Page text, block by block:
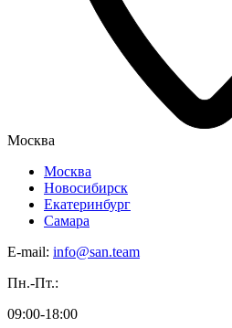
Москва
Москва
Новосибирск
Екатеринбург
Самара
E-mail: info@san.team
Пн.-Пт.:
09:00-18:00